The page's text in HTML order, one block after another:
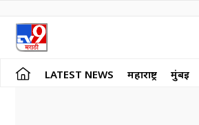
LATEST NEWS महाराष्ट्र मुंबई